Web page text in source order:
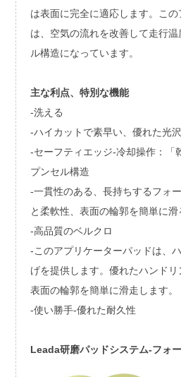
は表面に完全に適応します。こ
は、空気の流れを改善して走行
ル構造になっています。
主な利点、特別な機能
-洗える
-ハイカットで素早い、優れた光沢
-セーフティエッジ-冷却操作：「
プンセル構造
-一貫性のある、長持ちするフォ
と柔軟性、表面の輪郭を簡単に滑
-高品質のベルクロ
-このアプリケーターパッドは、
げを提供します。優れたハンドリ
表面の輪郭を簡単に滑走します。
-使い勝手-優れた耐久性
Leada研磨パッドシステム-フォ